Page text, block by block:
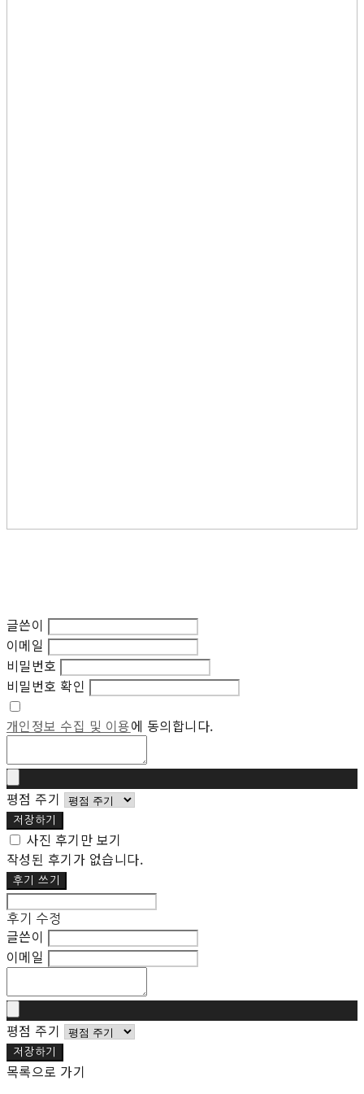
글쓴이
이메일
비밀번호
비밀번호 확인
개인정보 수집 및 이용에 동의합니다.
평점 주기
저장하기
사진 후기만 보기
작성된 후기가 없습니다.
후기 쓰기
후기 수정
글쓴이
이메일
평점 주기
저장하기
목록으로 가기